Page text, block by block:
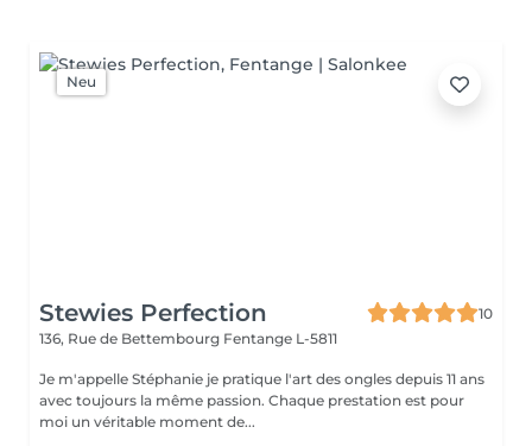
Neu
Stewies Perfection
10
136, Rue de Bettembourg Fentange L-5811
Je m'appelle Stéphanie je pratique l'art des ongles depuis 11 ans
avec toujours la même passion. Chaque prestation est pour
moi un véritable moment de...